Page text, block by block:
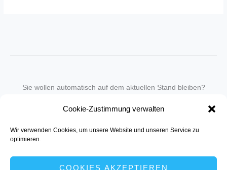
Cookie-Zustimmung verwalten
Wir verwenden Cookies, um unsere Website und unseren Service zu
optimieren.
COOKIES AKZEPTIEREN
Sie wollen automatisch auf dem aktuellen Stand bleiben?
in unseren Newsletter-Service auf.
Senden Sie für ein Angebot einfach eine